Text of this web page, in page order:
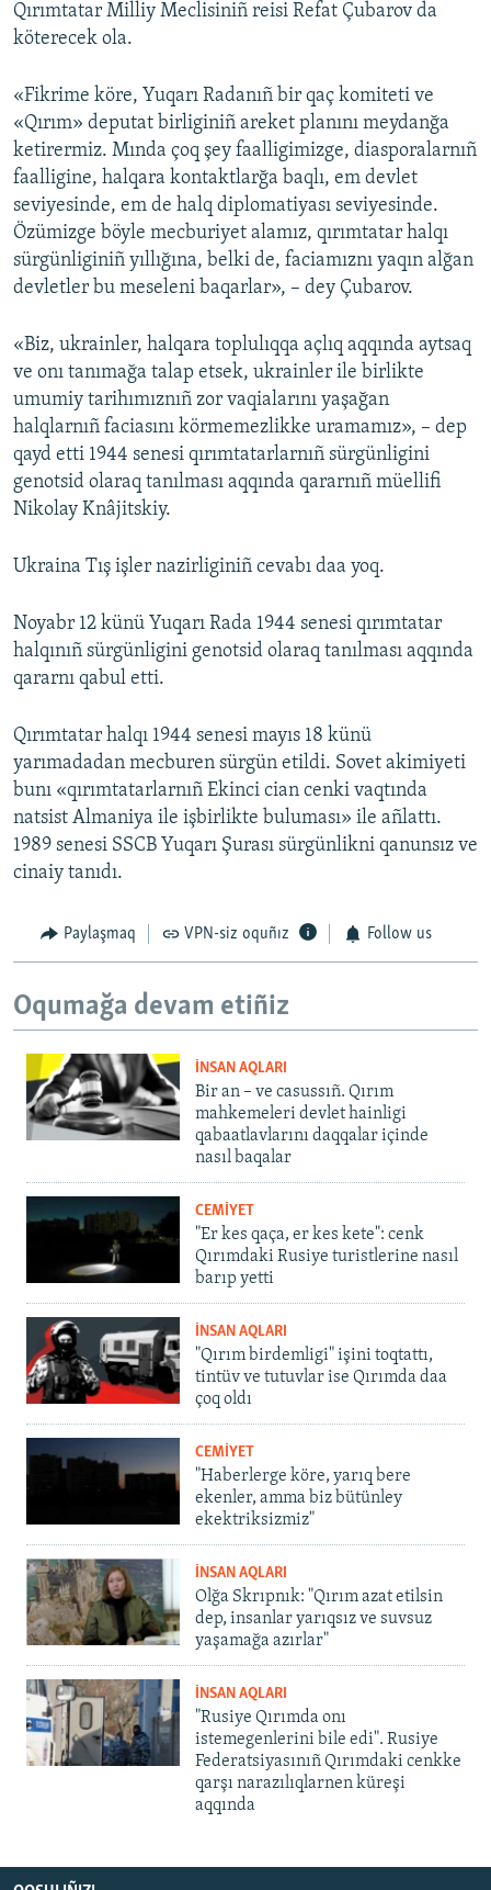
Qırımtatar Milliy Meclisiniñ reisi Refat Çubarov da
köterecek ola.
«Fikrime köre, Yuqarı Radanıñ bir qaç komiteti ve
«Qırım» deputat birliginiñ areket planını meydanğa
ketirermiz. Mında çoq şey faalligimizge, diasporalarnıñ
faalligine, halqara kontaktlarğa baqlı, em devlet
seviyesinde, em de halq diplomatiyası seviyesinde.
Özümizge böyle mecburiyet alamız, qırımtatar halqı
sürgünliginiñ yıllığına, belki de, faciamıznı yaqın alğan
devletler bu meseleni baqarlar», – dey Çubarov.
«Biz, ukrainler, halqara toplulıqqa açlıq aqqında aytsaq
ve onı tanımağa talap etsek, ukrainler ile birlikte
umumiy tarihımıznıñ zor vaqialarını yaşağan
halqlarnıñ faciasını körmemezlikke uramamız», – dep
qayd etti 1944 senesi qırımtatarlarnıñ sürgünligini
genotsid olaraq tanılması aqqında qararnıñ müellifi
Nikolay Knâjitskiy.
Ukraina Tış işler nazirliginiñ cevabı daa yoq.
Noyabr 12 künü Yuqarı Rada 1944 senesi qırımtatar
halqınıñ sürgünligini genotsid olaraq tanılması aqqında
qararnı qabul etti.
Qırımtatar halqı 1944 senesi mayıs 18 künü
yarımadadan mecburen sürgün etildi. Sovet akimiyeti
bunı «qırımtatarlarnıñ Ekinci cian cenki vaqtında
natsist Almaniya ile işbirlikte buluması» ile añlattı.
1989 senesi SSCB Yuqarı Şurası sürgünlikni qanunsız ve
cinaiy tanıdı.
Paylaşmaq VPN-siz oquñız Follow us
Oqumağa devam etiñiz
İNSAN AQLARI
Bir an – ve casussıñ. Qırım
mahkemeleri devlet hainligi
qabaatlavlarını daqqalar içinde
nasıl baqalar
CEMİYET
"Er kes qaça, er kes kete": cenk
Qırımdaki Rusiye turistlerine nasıl
barıp yetti
İNSAN AQLARI
"Qırım birdemligi" işini toqtattı,
tintüv ve tutuvlar ise Qırımda daa
çoq oldı
CEMİYET
"Haberlerge köre, yarıq bere
ekenler, amma biz bütünley
ekektriksizmiz"
İNSAN AQLARI
Olğa Skrıpnık: "Qırım azat etilsin
dep, insanlar yarıqsız ve suvsuz
yaşamağa azırlar"
İNSAN AQLARI
"Rusiye Qırımda onı
istemegenlerini bile edi". Rusiye
Federatsiyasınıñ Qırımdaki cenkke
qarşı narazılıqlarnen küreşi
aqqında